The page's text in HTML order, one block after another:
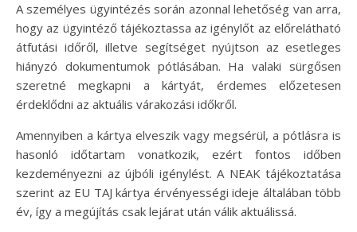
A személyes ügyintézés során azonnal lehetőség van arra,
hogy az ügyintéző tájékoztassa az igénylőt az előrelátható
átfutási időről, illetve segítséget nyújtson az esetleges
hiányzó dokumentumok pótlásában. Ha valaki sürgősen
szeretné megkapni a kártyát, érdemes előzetesen
érdeklődni az aktuális várakozási időkről.
Amennyiben a kártya elveszik vagy megsérül, a pótlásra is
hasonló időtartam vonatkozik, ezért fontos időben
kezdeményezni az újbóli igénylést. A NEAK tájékoztatása
szerint az EU TAJ kártya érvényességi ideje általában több
év, így a megújítás csak lejárat után válik aktuálissá.